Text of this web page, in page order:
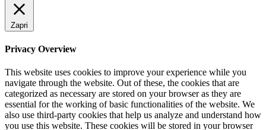
Zapri
Privacy Overview
This website uses cookies to improve your experience while you
navigate through the website. Out of these, the cookies that are
categorized as necessary are stored on your browser as they are
essential for the working of basic functionalities of the website. We
also use third-party cookies that help us analyze and understand how
you use this website. These cookies will be stored in your browser